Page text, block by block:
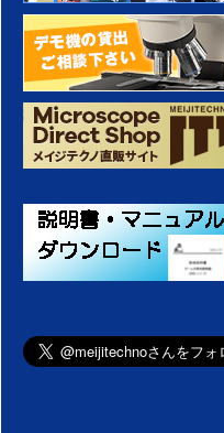
カタログダウンロード
デモ機の貸出 ご相談くださ